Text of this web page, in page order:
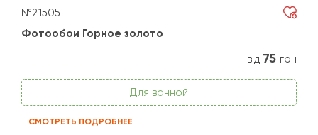
№21505
Фотообои Горное золото
від 75 грн
Для ванной
СМОТРЕТЬ ПОДРОБНЕЕ